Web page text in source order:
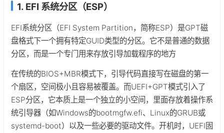
1. EFI 系统分区（ESP）
EFI系统分区（EFI System Partition，简称ESP）是GPT磁
盘格式下一个拥有特定GUID类型的分区。它不是普通的数据
分区，而是一个专门用来存放引导加载程序的地方
在传统的BIOS+MBR模式下，引导代码直接写在磁盘的第一
个扇区，空间极小且容易被覆盖。而UEFI+GPT模式引入了
ESP分区，它本质上是一个独立的小空间，里面存放着操作系
统引导器（如Windows的bootmgfw.efi、Linux的GRUB或
systemd-boot）以及一些必要的驱动文件。开机时，UEFI固